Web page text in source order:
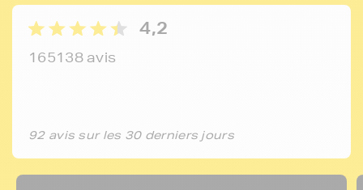
4,2
165138 avis
92 avis sur les 30 derniers jours